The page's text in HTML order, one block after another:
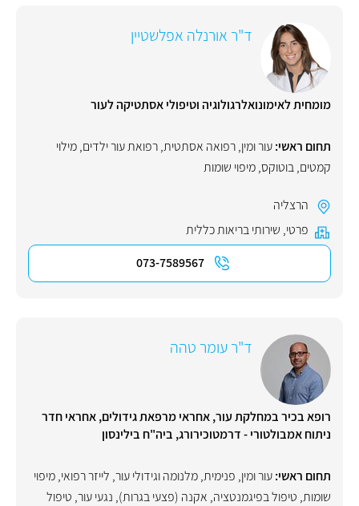
ד"ר אורנלה אפלשטיין
מומחית לאימונואלרגולוגיה וטיפולי אסתטיקה לעור
תחום ראשי:עור ומין,רפואה אסתטית,רפואת עור ילדים,מילוי
קמטים,בוטוקס,מיפוי שומות
הרצליה
פרטי, שירותי בריאות כללית
073-7589567
ד"ר עומר טהה
רופא בכיר במחלקת עור, אחראי מרפאת גידולים, אחראי חדר
ניתוח אמבולטורי - דרמטוכירורג, ביה"ח בילינסון
תחום ראשי:עור ומין, פנימית,מלנומה וגידולי עור, לייזר רפואי,מיפוי
שומות, טיפול בפיגמנטציה, אקנה (פצעי בגרות), נגעי עור, טיפול